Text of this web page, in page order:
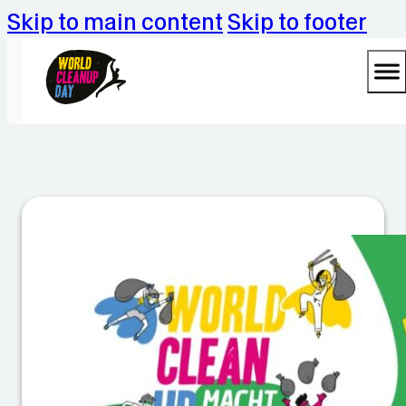
Skip to main content Skip to footer
a